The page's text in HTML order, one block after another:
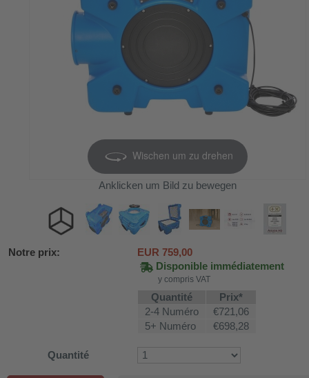
Wischen um zu drehen
Anklicken um Bild zu bewegen
Notre prix: EUR 759,00
Disponible immédiatement
y compris VAT
Quantité
Prix*
2-4 Numéro
€721,06
5+ Numéro
€698,28
Quantité